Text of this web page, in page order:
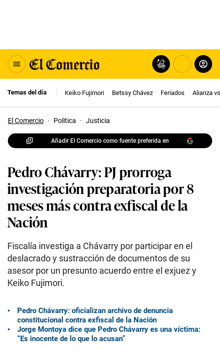
Temas del día Keiko Fujimori Betssy Chávez Feriados Alianza
El Comercio · Politica · Justicia
Añadir El Comercio como fuente preferida en
Pedro Chávarry: PJ prorroga
investigación preparatoria por 8
meses más contra exfiscal de la
Nación
Fiscalía investiga a Chávarry por participar en el
deslacrado y sustracción de documentos de su
asesor por un presunto acuerdo entre el exjuez y
Keiko Fujimori.
Pedro Chávarry: oficializan archivo de denuncia
constitucional contra exfiscal de la Nación
Jorge Montoya dice que Pedro Chávarry es una víctima:
“Es inocente de lo que lo acusan”